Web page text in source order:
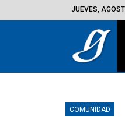
JUEVES,
COMUNIDAD